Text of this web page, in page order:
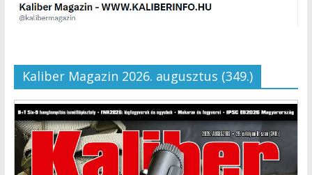
Kaliber Magazin 2026. augusztus (349.)